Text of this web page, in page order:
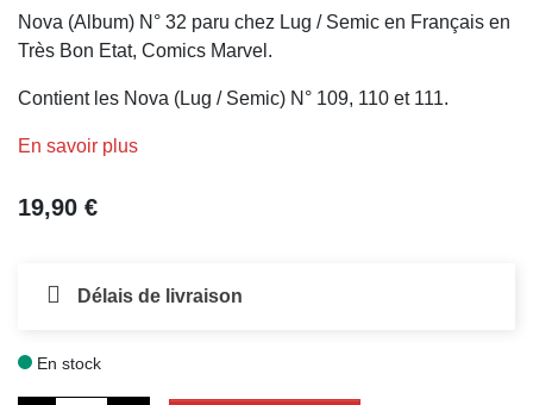
Nova (Album) N° 32 paru chez Lug / Semic en Français en
Très Bon Etat, Comics Marvel.
Contient les Nova (Lug / Semic) N° 109, 110 et 111.
En savoir plus
19,90 €
Délais de livraison
En stock